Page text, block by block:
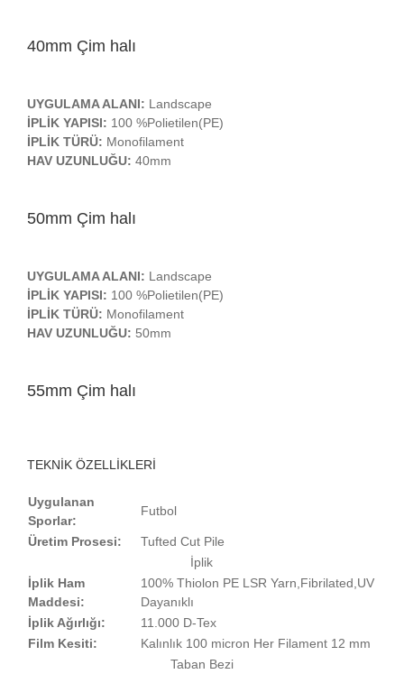
40mm Çim halı
UYGULAMA ALANI: Landscape
İPLİK YAPISI: 100 %Polietilen(PE)
İPLİK TÜRÜ: Monofilament
HAV UZUNLUĞU: 40mm
50mm Çim halı
UYGULAMA ALANI: Landscape
İPLİK YAPISI: 100 %Polietilen(PE)
İPLİK TÜRÜ: Monofilament
HAV UZUNLUĞU: 50mm
55mm Çim halı
TEKNİK ÖZELLİKLERİ
Uygulanan
Sporlar:
Futbol
Üretim Prosesi:
Tufted Cut Pile
İplik
İplik Ham
Maddesi:
100% Thiolon PE LSR Yarn,Fibrilated,UV
Dayanıklı
İplik Ağırlığı:
11.000 D-Tex
Film Kesiti:
Kalınlık 100 micron Her Filament 12 mm
Taban Bezi